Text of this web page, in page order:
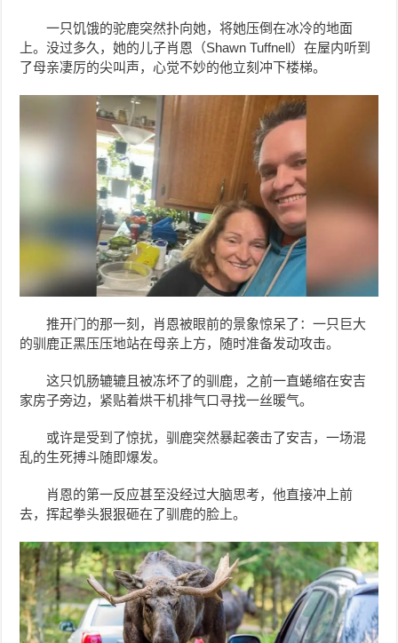
一只饥饿的驼鹿突然扑向她，将她压倒在冰冷的地面
上。没过多久，她的儿子肖恩（Shawn Tuffnell）在屋内听到
了母亲凄厉的尖叫声，心觉不妙的他立刻冲下楼梯。
推开门的那一刻，肖恩被眼前的景象惊呆了：一只巨大
的驯鹿正黑压压地站在母亲上方，随时准备发动攻击。
这只饥肠辘辘且被冻坏了的驯鹿，之前一直蜷缩在安吉
家房子旁边，紧贴着烘干机排气口寻找一丝暖气。
或许是受到了惊扰，驯鹿突然暴起袭击了安吉，一场混
乱的生死搏斗随即爆发。
肖恩的第一反应甚至没经过大脑思考，他直接冲上前
去，挥起拳头狠狠砸在了驯鹿的脸上。